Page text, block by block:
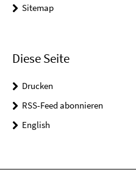
Sitemap
Diese Seite
Drucken
RSS-Feed abonnieren
English